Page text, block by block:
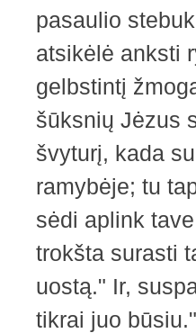
pasaulio
atsikėlė anksti
gelbstintį
šūksnių Jėzus
švyturį, kada
ramybėje; tu
sėdi aplink
trokšta surasti
uostą." Ir,
tikrai juo